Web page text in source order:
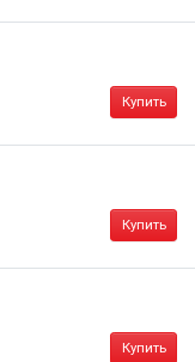
Купить
Купить
Купить